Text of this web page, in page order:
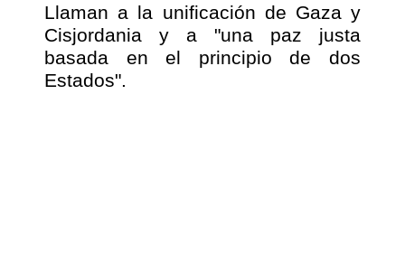
Llaman a la unificación de Gaza y
Cisjordania y a "una paz justa
basada en el principio de dos
Estados".